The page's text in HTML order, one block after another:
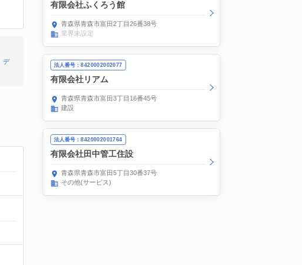
デ
有限会社ふくろう館
青森県青森市富田2丁目26番38号
業界未設定
法人番号：8420002002077
有限会社リアム
青森県青森市富田3丁目16番45号
建設
法人番号：8420002001764
有限会社田中管工住設
青森県青森市富田5丁目30番37号
その他(サービス)